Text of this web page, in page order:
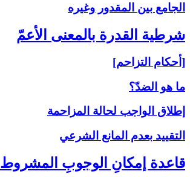
الجامع بين المقدور وغيره
شرطية القدرة بالمعنى‏ الأعمّ‏
[أحكام التزاحم]
ما هو الضدّ؟
إطلاق الواجب لحالة المزاحمة
التقييد بعدم المانع الشرعي
قاعدة إمكانِ الوجوبِ المشروط